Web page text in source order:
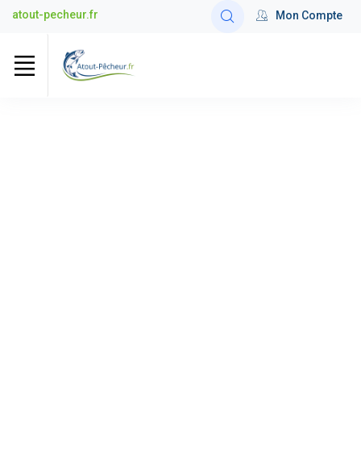
atout-pecheur.fr Mon Compte